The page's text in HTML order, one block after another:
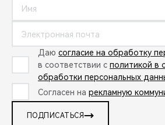
Даю согласие на обработку
в соответствии с политикой в
обработки персональных
Согласен на рекламную
ПОДПИСАТЬСЯ